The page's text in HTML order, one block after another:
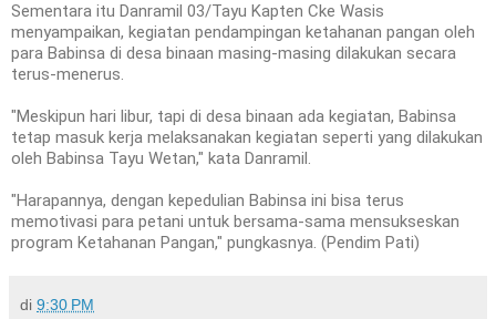
Sementara itu Danramil 03/Tayu Kapten Cke Wasis
menyampaikan, kegiatan pendampingan ketahanan pangan oleh
para Babinsa di desa binaan masing-masing dilakukan secara
terus-menerus.
"Meskipun hari libur, tapi di desa binaan ada kegiatan, Babinsa
tetap masuk kerja melaksanakan kegiatan seperti yang dilakukan
oleh Babinsa Tayu Wetan," kata Danramil.
"Harapannya, dengan kepedulian Babinsa ini bisa terus
memotivasi para petani untuk bersama-sama mensukseskan
program Ketahanan Pangan," pungkasnya. (Pendim Pati)
di 9:30 PM